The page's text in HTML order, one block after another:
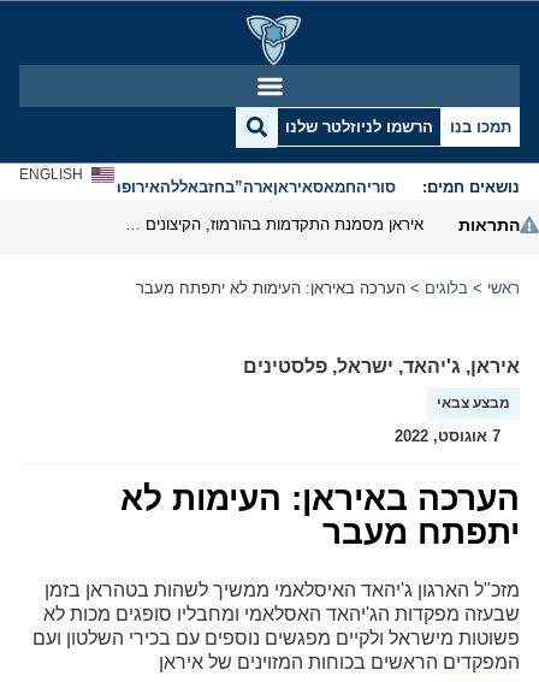
תמכו בנו הרשמו לניוזלטר שלנו
נושאים חמים: סוריהחמאסאיראןארה”בחזבאללהאירופהאנטישמיות
ENGLISH
התראות
ראשי > בלוגים > הערכה באיראן: העימות לא יתפתח מעבר
איראן, ג'יהאד, ישראל, פלסטינים
מבצע צבאי
7 אוגוסט, 2022
הערכה באיראן: העימות לא
יתפתח מעבר
מזכ"ל הארגון ג'יהאד האיסלאמי ממשיך לשהות בטהראן בזמן
שבעזה מפקדות הג'יהאד האסלאמי ומחבליו סופגים מכות לא
פשוטות מישראל ולקיים מפגשים נוספים עם בכירי השלטון ועם
המפקדים הראשים בכוחות המזוינים של איראן